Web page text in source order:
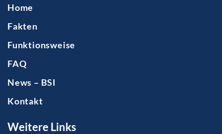
Home
Fakten
Funktionsweise
FAQ
News – BSI
Kontakt
Weitere Links